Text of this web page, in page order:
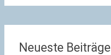
Neueste Beiträge